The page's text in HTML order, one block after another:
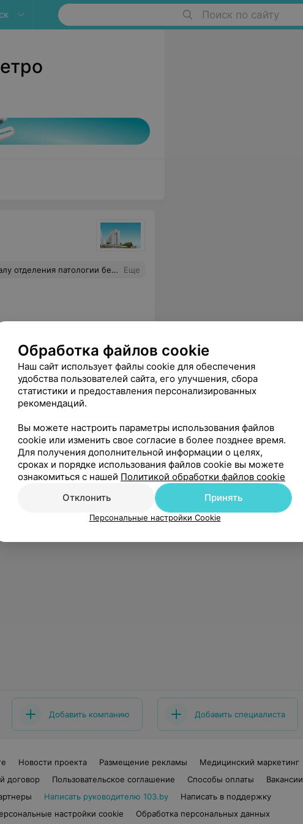
Поиск по сайту
Хочу сказать Вам от души, Про то, что доктор Вы - от Бога, И что как медик - хороши. О том, что Вы умелы в деле, И врач Вы - просто высший класс, Что в ремесле Вы преуспели, И это правда без прикрас! Под слоем скромности скрываясь, Для Вас естественностью ясны, Дарить здоровье, улыбаясь, Тем людям, что больны, несчастны. Еще
Добавить компанию Добавить специалиста
Новости проекта Размещение рекламы
Медицинский маркетинг
договор
Пользовательское соглашение Способы оплаты
Вакансии
Написать руководителю 103.by
Написать в поддержку
настройки cookie
Обработка персональных данных
Обработка файлов cookie
Наш сайт использует файлы cookie для обеспечения
удобства пользователей сайта, его улучшения, сбора
статистики и предоставления персонализированных
рекомендаций.
Вы можете настроить параметры использования файлов
cookie или изменить свое согласие в более позднее время.
Для получения дополнительной информации о целях,
сроках и порядке использования файлов cookie вы можете
ознакомиться с нашей Политикой обработки файлов cookie
Отклонить
Принять
Персональные настройки Cookie